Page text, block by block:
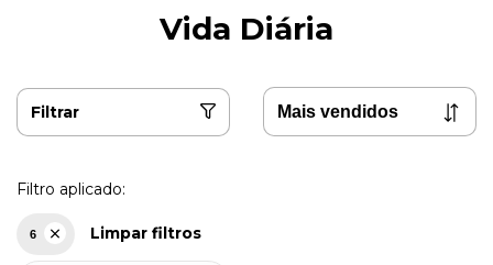
Vida Diária
Filtrar
Filtro aplicado:
6 Limpar filtros